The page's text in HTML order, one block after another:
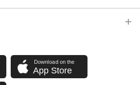
Download on the
App Store